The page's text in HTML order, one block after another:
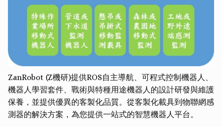
ZanRobot (Z機研)提供ROS自主導航、可程式控制機器人、
機器人學習套件、戰術與特種用途機器人的設計研發與維護
保養，並提供優異的客製化品質。從客製化載具到物聯網感
測器的解決方案，為您提供一站式的智慧機器人平台。